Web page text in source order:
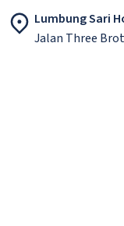
Lumbung Sari
Jalan Three